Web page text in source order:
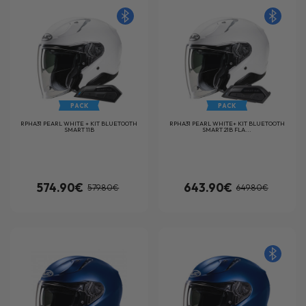
PACK
RPHA31 PEARL WHITE + KIT BLUETOOTH
SMART 11B
574.90€ 579.80€
PACK
RPHA31 PEARL WHITE+ KIT BLUETOOTH
SMART 21B FLA...
643.90€ 649.80€